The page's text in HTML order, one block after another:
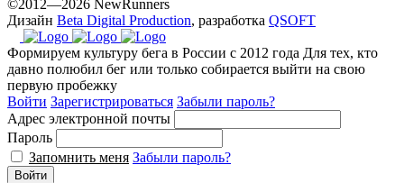
©2012—2026 NewRunners
Дизайн Beta Digital Production, разработка QSOFT
Формируем культуру бега в России с 2012 года Для тех, кто
давно полюбил бег или только собирается выйти на свою
первую пробежку
Войти Зарегистрироваться Забыли пароль?
Адрес электронной почты
Пароль
Запомнить меня Забыли пароль?
Войти